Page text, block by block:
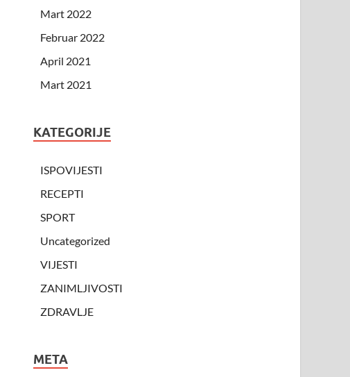
Mart 2022
Februar 2022
April 2021
Mart 2021
KATEGORIJE
ISPOVIJESTI
RECEPTI
SPORT
Uncategorized
VIJESTI
ZANIMLJIVOSTI
ZDRAVLJE
META